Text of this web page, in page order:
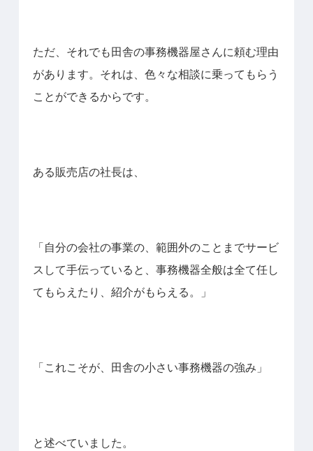
ただ、それでも田舎の事務機器屋さんに頼む理由
があります。それは、色々な相談に乗ってもらう
ことができるからです。
ある販売店の社長は、
「自分の会社の事業の、範囲外のことまでサービ
スして手伝っていると、事務機器全般は全て任し
てもらえたり、紹介がもらえる。」
「これこそが、田舎の小さい事務機器の強み」
と述べていました。